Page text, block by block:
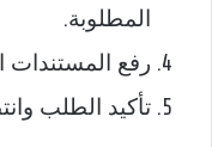
المطلوبة.
رفع المستندات
تأكيد الطلب